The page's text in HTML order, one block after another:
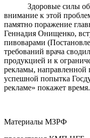
Здоровые силы
внимание к этой
памятно поражение
Геннадия Онищенко,
пивоварами
требований врача
продукцией и к
рекламы, направленной
успешной попытка
рекламе» покажет время.
Материалы МЗРФ